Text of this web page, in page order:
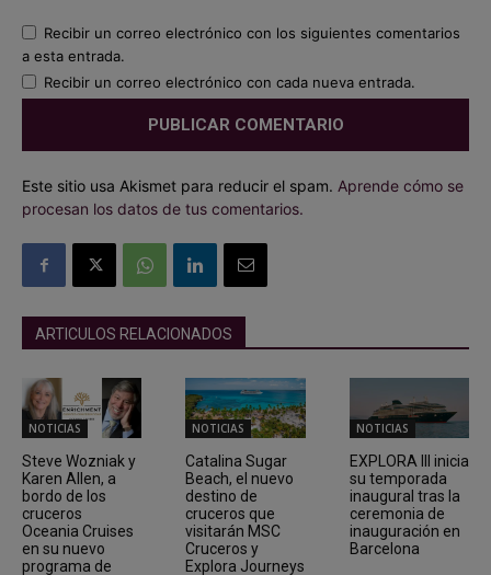
Recibir un correo electrónico con los siguientes comentarios
a esta entrada.
Recibir un correo electrónico con cada nueva entrada.
Este sitio usa Akismet para reducir el spam. Aprende cómo se
procesan los datos de tus comentarios.
ARTICULOS RELACIONADOS
NOTICIAS
Steve Wozniak y
Karen Allen, a
bordo de los
cruceros
Oceania Cruises
en su nuevo
programa de
NOTICIAS
Catalina Sugar
Beach, el nuevo
destino de
cruceros que
visitarán MSC
Cruceros y
Explora Journeys
NOTICIAS
EXPLORA III inicia
su temporada
inaugural tras la
ceremonia de
inauguración en
Barcelona